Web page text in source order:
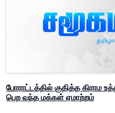
போராட்டத்தில் குதித்த
பெற வந்த மக்கள் ஏமாற்றம்